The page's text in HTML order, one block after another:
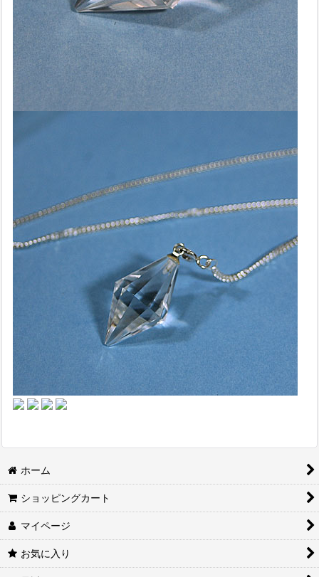
ホーム
ショッピングカート
マイページ
お気に入り